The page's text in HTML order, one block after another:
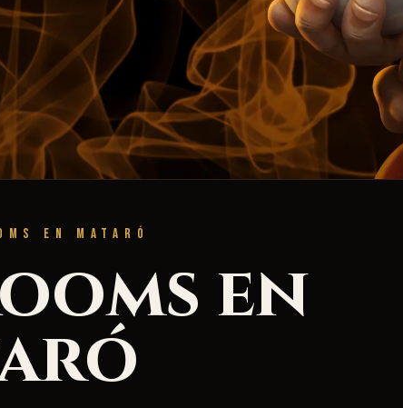
EN MATARÓ
en